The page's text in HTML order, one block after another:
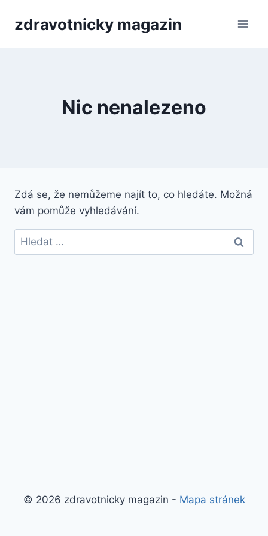
zdravotnicky magazin
Nic nenalezeno
Zdá se, že nemůžeme najít to, co hledáte. Možná
vám pomůže vyhledávání.
Vyhledávání
© 2026 zdravotnicky magazin - Mapa stránek